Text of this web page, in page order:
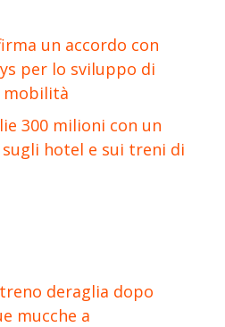
un accordo con
per lo sviluppo di
300 milioni con un
sugli hotel e sui treni di
deraglia dopo
mucche a